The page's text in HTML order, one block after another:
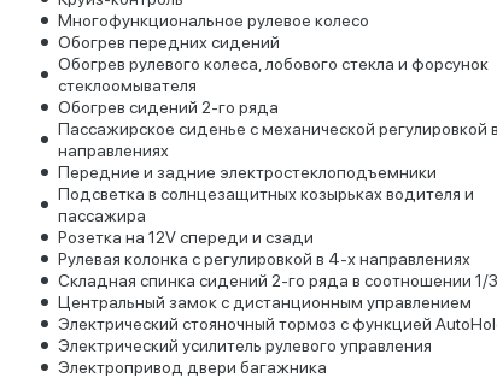
Многофункциональное рулевое колесо
Обогрев передних сидений
Обогрев рулевого колеса, лобового стекла и форсунок
стеклоомывателя
Обогрев сидений 2-го ряда
Пассажирское сиденье с механической регулировкой
направлениях
Передние и задние электростеклоподъемники
Подсветка в солнцезащитных козырьках водителя и
пассажира
Розетка на 12V спереди и сзади
Рулевая колонка с регулировкой в 4-х направлениях
Складная спинка сидений 2-го ряда в соотношении 1/
Центральный замок с дистанционным управлением
Электрический стояночный тормоз с функцией
Электрический усилитель рулевого управления
Электропривод двери багажника